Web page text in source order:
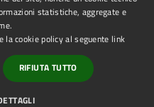
Copyright © 2025 Comune di
Trentola Ducenta
Powered byMunicipium
Accesso redazione
statistiche, aggregate e
la cookie policy al seguente link
RIFIUTA TUTTO